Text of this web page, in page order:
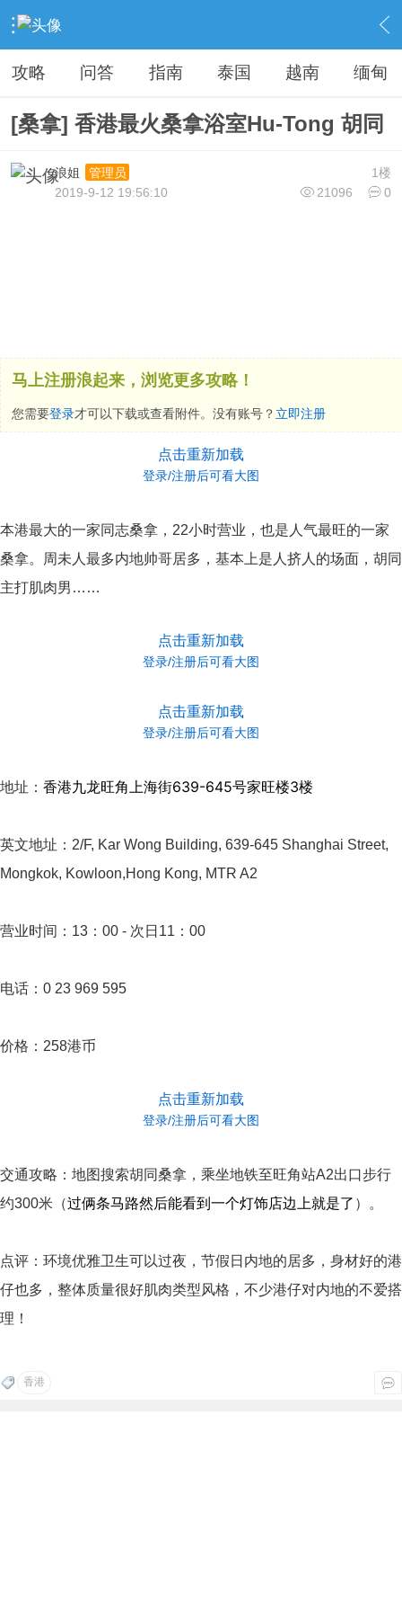
› 港台新加坡 › 香港 › 内容
攻略 问答 指南 泰国 越南 缅甸
[桑拿] 香港最火桑拿浴室Hu-Tong 胡同
1楼
浪姐
管理员
21096
0
2019-9-12 19:56:10
马上注册浪起来，浏览更多攻略！
您需要登录才可以下载或查看附件。没有账号？ 立即注册
点击重新加载
登录/注册后可看大图
本港最大的一家同志桑拿，22小时营业，也是人气最旺的一家
桑拿。周未人最多内地帅哥居多，基本上是人挤人的场面，胡同
主打肌肉男……
点击重新加载
登录/注册后可看大图
点击重新加载
登录/注册后可看大图
地址： 香港九龙旺角上海街639-645号家旺楼3楼
英文地址：2/F, Kar Wong Building, 639-645 Shanghai Street,
Mongkok, Kowloon,Hong Kong, MTR A2
营业时间：13：00 - 次日11：00
电话：0 23 969 595
价格：258港币
点击重新加载
登录/注册后可看大图
交通攻略：地图搜索胡同桑拿，乘坐地铁至旺角站A2出口步行
约300米（过俩条马路然后能看到一个灯饰店边上就是了 ）。
点评：环境优雅卫生可以过夜，节假日内地的居多，身材好的港
仔也多，整体质量很好肌肉类型风格，不少港仔对内地的不爱搭
理！
香港